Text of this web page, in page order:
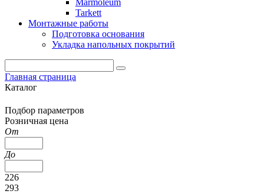
Tarkett
Монтажные работы
Подготовка основания
Укладка напольных покрытий
Главная страница
Каталог
Подбор параметров
Розничная цена
От
До
226
293